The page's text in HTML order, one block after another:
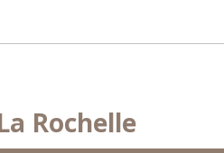
Rochelle